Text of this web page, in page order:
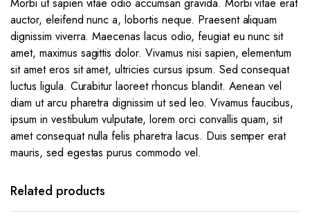
auctor, eleifend nunc a, lobortis neque. Praesent aliquam
dignissim viverra. Maecenas lacus odio, feugiat eu nunc sit
amet, maximus sagittis dolor. Vivamus nisi sapien, elementum
sit amet eros sit amet, ultricies cursus ipsum. Sed consequat
luctus ligula. Curabitur laoreet rhoncus blandit. Aenean vel
diam ut arcu pharetra dignissim ut sed leo. Vivamus faucibus,
ipsum in vestibulum vulputate, lorem orci convallis quam, sit
amet consequat nulla felis pharetra lacus. Duis semper erat
mauris, sed egestas purus commodo vel.
Related products